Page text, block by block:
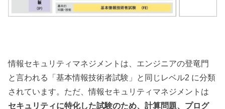
情報セキュリティマネジメントは、エンジニアの登竜門
と言われる「基本情報技術者試験」と同じレベル2 に分類
されています。ただ、情報セキュリティマネジメントは
セキュリティに特化した試験のため、計算問題、プログ